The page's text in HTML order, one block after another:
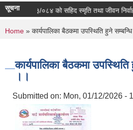
सूचना
२०८३/०८४ को सहिद स्मृति तथा जीवन निर्वाह
You are here
Home » कार्यपालिका बैठकमा उपस्थिति हुने
कार्यपालिका बैठकमा
।।
Submitted on: Mon, 01/12/2026 -